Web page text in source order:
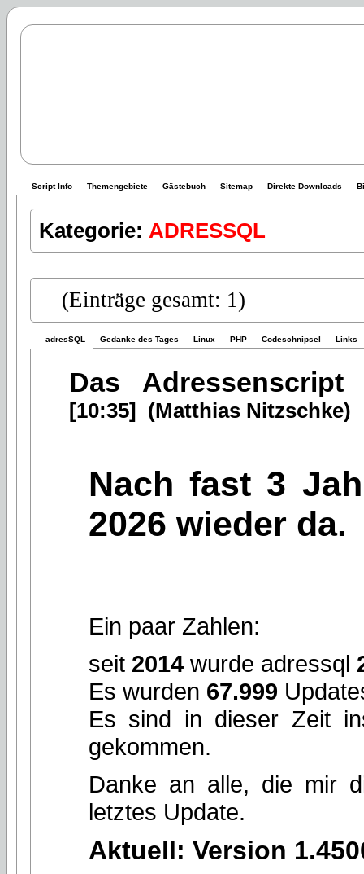
Script Info Themengebiete Gästebuch Sitemap Direkte Downloads
Kategorie: ADRESSQL
(Einträge gesamt: 1)
adresSQL Gedanke des Tages Linux PHP Codeschnipsel Links
Das
[10:35] (Matthias Nitzschke)
Nach fast 3
2026 wieder da.
Ein paar Zahlen:
seit 2014wurde adressql
Es wurden 67.999
Es sind in dieser Zeit
gekommen.
Danke an alle, die mir
letztes Update.
Aktuell: Version